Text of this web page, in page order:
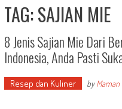
TAG: SAJIAN MIE
8 Jenis Sajian Mie Dari
Indonesia, Anda Pasti
Resep dan Kuliner byMaman